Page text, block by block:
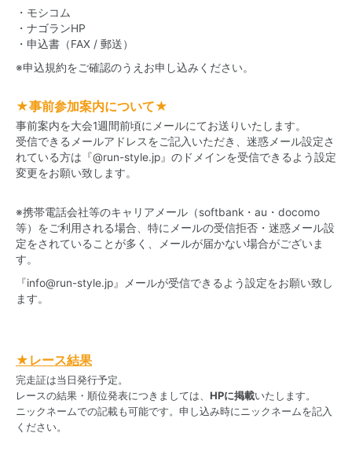
・モシコム
・ナゴランHP
・申込書（FAX / 郵送）
※申込規約をご確認のうえお申し込みください。
★事前参加案内について★
事前案内を大会1週間前頃にメールにてお送りいたします。
受信できるメールアドレスをご記入いただき、迷惑メール設定さ
れている方は『@run-style.jp』のドメインを受信できるよう設定
変更をお願い致します。
※携帯電話会社等のキャリアメール（softbank・au・docomo
等）をご利用される場合、特にメールの受信拒否・迷惑メール設
定をされていることが多く、メールが届かない場合がございま
す。
『info@run-style.jp』メールが受信できるよう設定をお願い致し
ます。
★レース結果
完走証は当日発行予定。
レースの結果・順位発表につきましては、 HPに掲載いたします。
ニックネームでの記載も可能です。申し込み時にニックネームを記入
ください。